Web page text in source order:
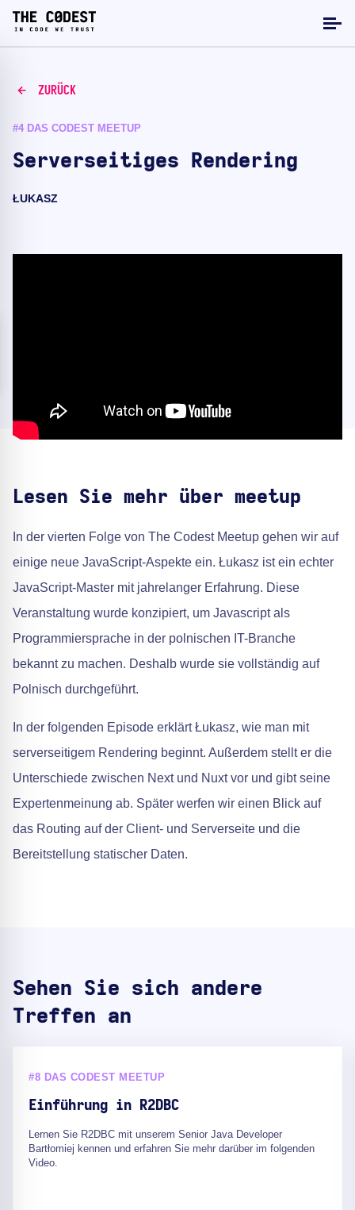
ZURÜCK
#4 DAS CODEST MEETUP
Serverseitiges Rendering
ŁUKASZ
Lesen Sie mehr über meetup
In der vierten Folge von The Codest Meetup gehen wir auf
einige neue JavaScript-Aspekte ein. Łukasz ist ein echter
JavaScript-Master mit jahrelanger Erfahrung. Diese
Veranstaltung wurde konzipiert, um Javascript als
Programmiersprache in der polnischen IT-Branche
bekannt zu machen. Deshalb wurde sie vollständig auf
Polnisch durchgeführt.
In der folgenden Episode erklärt Łukasz, wie man mit
serverseitigem Rendering beginnt. Außerdem stellt er die
Unterschiede zwischen Next und Nuxt vor und gibt seine
Expertenmeinung ab. Später werfen wir einen Blick auf
das Routing auf der Client- und Serverseite und die
Bereitstellung statischer Daten.
Sehen Sie sich andere
Treffen an
#8 DAS CODEST MEETUP
Einführung in R2DBC
Lernen Sie R2DBC mit unserem Senior Java Developer
Bartłomiej kennen und erfahren Sie mehr darüber im folgenden
Video.